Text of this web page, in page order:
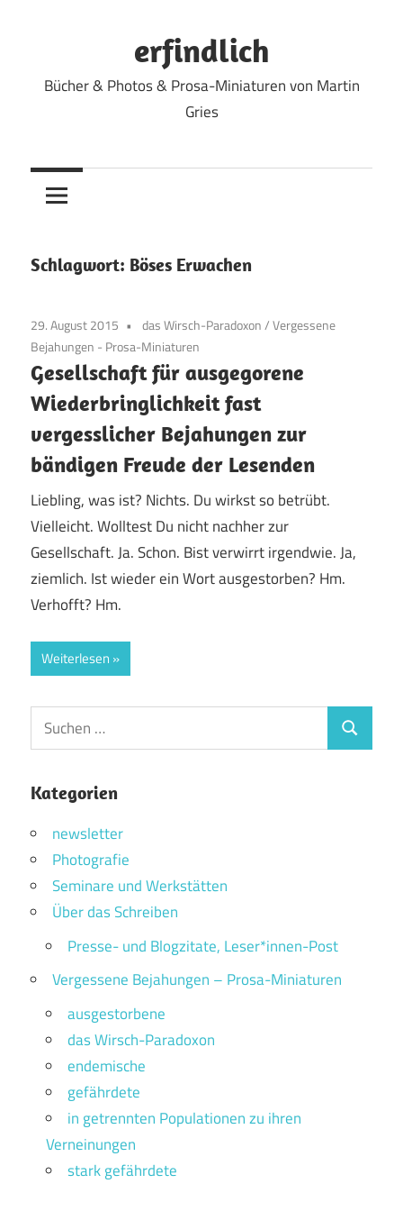
erfindlich
Bücher & Photos & Prosa-Miniaturen von Martin
Gries
Schlagwort: Böses Erwachen
29. August 2015 das Wirsch-Paradoxon/Vergessene
Bejahungen - Prosa-Miniaturen
Gesellschaft für ausgegorene
Wiederbringlichkeit fast
vergesslicher Bejahungen zur
bändigen Freude der Lesenden
Liebling, was ist? Nichts. Du wirkst so betrübt.
Vielleicht. Wolltest Du nicht nachher zur
Gesellschaft. Ja. Schon. Bist verwirrt irgendwie. Ja,
ziemlich. Ist wieder ein Wort ausgestorben? Hm.
Verhofft? Hm.
Weiterlesen
Suchen
nach:
Suchen
Kategorien
newsletter
Photografie
Seminare und Werkstätten
Über das Schreiben
Presse- und Blogzitate, Leser*innen-Post
Vergessene Bejahungen – Prosa-Miniaturen
ausgestorbene
das Wirsch-Paradoxon
endemische
gefährdete
in getrennten Populationen zu ihren
Verneinungen
stark gefährdete